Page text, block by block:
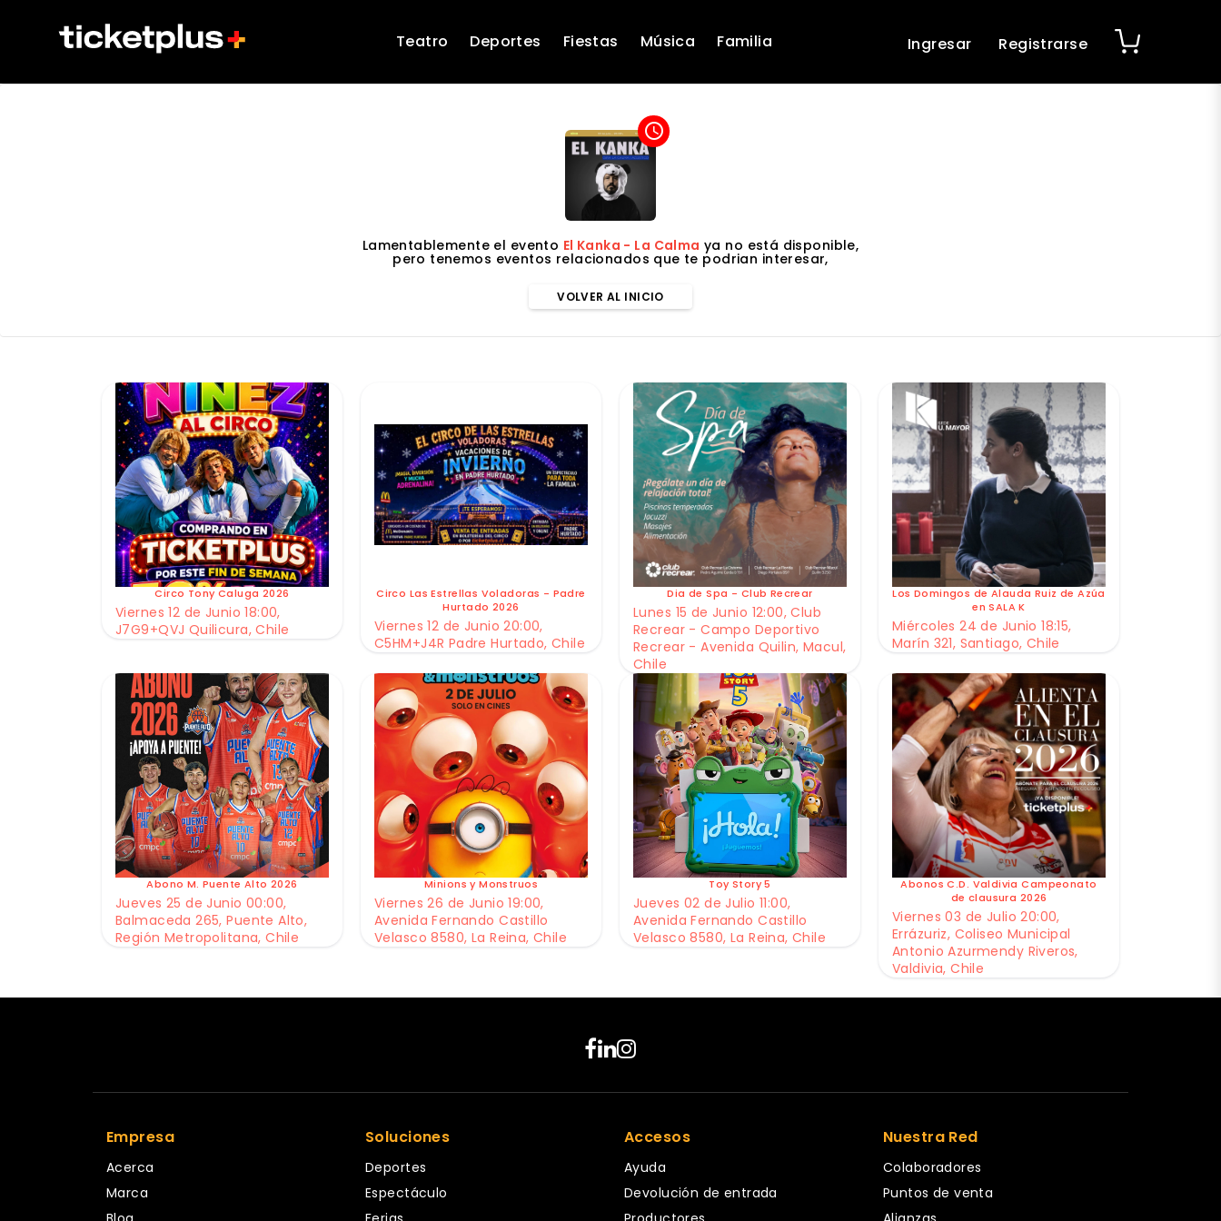
Teatro Deportes Fiestas Música Familia Ingresar Registrarse
access_time
Lamentablemente el evento El Kanka - La Calma ya no está disponible,
pero tenemos eventos relacionados que te podrian interesar,
VOLVER AL INICIO
Circo Tony Caluga 2026
Viernes 12 de Junio 18:00,
J7G9+QVJ Quilicura, Chile
Circo Las Estrellas Voladoras - Padre
Hurtado 2026
Viernes 12 de Junio 20:00,
C5HM+J4R Padre Hurtado, Chile
Dia de Spa - Club Recrear
Lunes 15 de Junio 12:00, Club
Recrear - Campo Deportivo
Recrear - Avenida Quilin, Macul,
Chile
Los Domingos de Alauda Ruiz de Azúa
en SALA K
Miércoles 24 de Junio 18:15,
Marín 321, Santiago, Chile
Abono M. Puente Alto 2026
Jueves 25 de Junio 00:00,
Balmaceda 265, Puente Alto,
Región Metropolitana, Chile
Minions y Monstruos
Viernes 26 de Junio 19:00,
Avenida Fernando Castillo
Velasco 8580, La Reina, Chile
Toy Story 5
Jueves 02 de Julio 11:00,
Avenida Fernando Castillo
Velasco 8580, La Reina, Chile
Abonos C.D. Valdivia Campeonato
de clausura 2026
Viernes 03 de Julio 20:00,
Errázuriz, Coliseo Municipal
Antonio Azurmendy Riveros,
Valdivia, Chile
Empresa
Acerca
Marca
Soluciones
Deportes
Espectáculo
Accesos
Ayuda
Devolución de entrada
Nuestra Red
Colaboradores
Puntos de venta